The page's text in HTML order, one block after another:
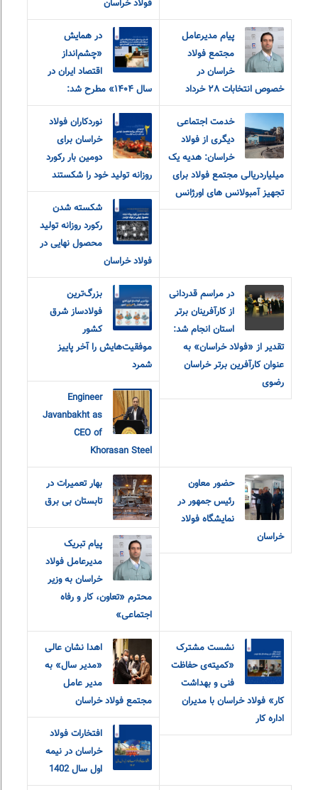
فولاد خراسان
پیام مدیرعامل
مجتمع فولاد
خراسان در
خصوص انتخابات ٢٨ خرداد
در همایش
«چشم‌انداز
اقتصاد ایران در
سال ۱۴۰۴» مطرح شد:
خدمت اجتماعی
دیگری از فولاد
خراسان: هدیه یک
میلیاردریالی مجتمع فولاد برای
تجهیز آمبولانس های اورژانس
نوردکاران فولاد
خراسان برای
دومین بار رکورد
روزانه تولید خود را شکستند
شکسته شدن
رکورد روزانه تولید
محصول نهایی در
فولاد خراسان
در مراسم قدردانی
از کارآفرینان برتر
استان انجام شد:
تقدیر از «فولاد خراسان» به
عنوان کارآفرین برتر خراسان
رضوی
بزرگ‌ترین
فولادساز شرق
کشور
موفقیت‌هایش را آخر پاییز
شمرد
Engineer
Javanbakht as
CEO of
Khorasan Steel
حضور معاون
رئیس جمهور در
نمایشگاه فولاد
خراسان
بهار تعمیرات در
تابستان بی برق
پیام تبریک
مدیرعامل فولاد
خراسان به وزیر
محترم «تعاون، کار و رفاه
اجتماعی»
نشست مشترک
«کمیته‌ی حفاظت
فنی و بهداشت
کار» فولاد خراسان با مدیران
اداره کار
اهدا نشان عالی
«مدیر سال» به
مدیر عامل
مجتمع فولاد خراسان
افتخارات فولاد
خراسان در نیمه
اول سال 1402